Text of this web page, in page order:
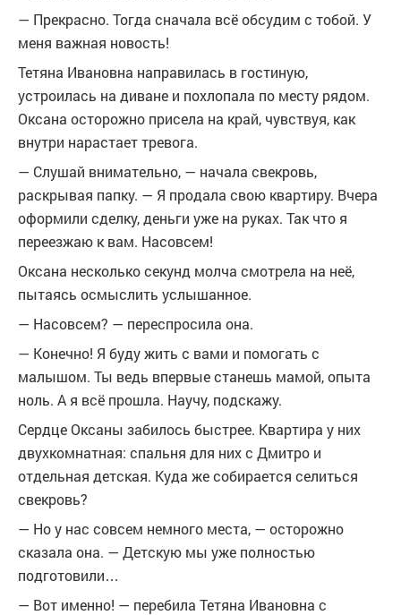
— Прекрасно. Тогда сначала всё обсудим с тобой. У
меня важная новость!
Тетяна Ивановна направилась в гостиную,
устроилась на диване и похлопала по месту рядом.
Оксана осторожно присела на край, чувствуя, как
внутри нарастает тревога.
— Слушай внимательно, — начала свекровь,
раскрывая папку. — Я продала свою квартиру. Вчера
оформили сделку, деньги уже на руках. Так что я
переезжаю к вам. Насовсем!
Оксана несколько секунд молча смотрела на неё,
пытаясь осмыслить услышанное.
— Насовсем? — переспросила она.
— Конечно! Я буду жить с вами и помогать с
малышом. Ты ведь впервые станешь мамой, опыта
ноль. А я всё прошла. Научу, подскажу.
Сердце Оксаны забилось быстрее. Квартира у них
двухкомнатная: спальня для них с Дмитро и
отдельная детская. Куда же собирается селиться
свекровь?
— Но у нас совсем немного места, — осторожно
сказала она. — Детскую мы уже полностью
подготовили…
— Вот именно! — перебила Тетяна Ивановна с